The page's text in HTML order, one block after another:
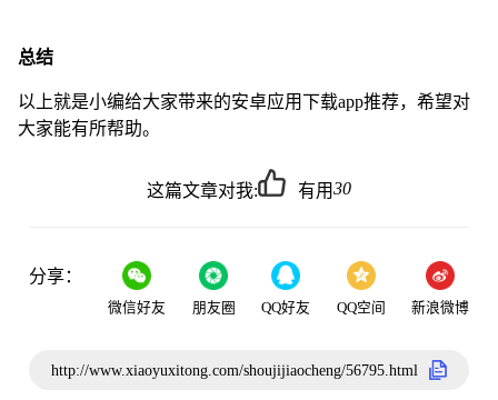
总结
以上就是小编给大家带来的安卓应用下载app推荐，希望对
大家能有所帮助。
这篇文章对我: 有用30
分享：
微信好友 朋友圈 QQ好友 QQ空间 新浪微博
http://www.xiaoyuxitong.com/shoujijiaocheng/56795.html